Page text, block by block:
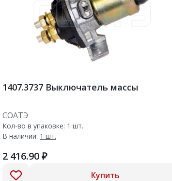
1407.3737 Выключатель массы
СОАТЭ
Кол-во в упаковке: 1 шт.
В наличии: 1 шт.
2 416.90 ₽
Купить